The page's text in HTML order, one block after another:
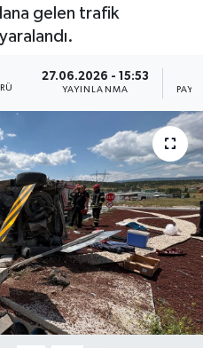
gelen trafik
27.06.2026 - 15:53
YAYINLANMA